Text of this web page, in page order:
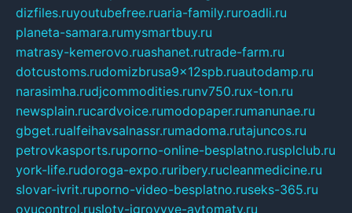
dizfiles.ruyoutubefree.ruaria-family.ruroadli.ru
planeta-samara.rumysmartbuy.ru
matrasy-kemerovo.ruashanet.rutrade-farm.ru
dotcustoms.rudomizbrusa9x12spb.ruautodamp.ru
narasimha.rudjcommodities.runv750.rux-ton.ru
newsplain.rucardvoice.rumodopaper.rumanunae.ru
gbget.rualfeihavsalnassr.rumadoma.rutajuncos.ru
petrovkasports.ruporno-online-besplatno.rusplclub.ru
york-life.rudoroga-expo.ruribery.rucleanmedicine.ru
slovar-ivrit.ruporno-video-besplatno.ruseks-365.ru
ovucontrol.rusloty-igrovyye-avtomaty.ru